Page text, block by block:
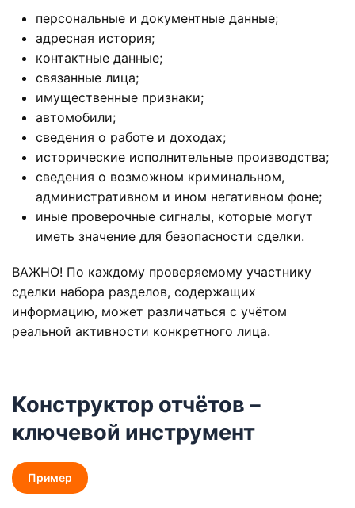
персональные и документные данные;
адресная история;
контактные данные;
связанные лица;
имущественные признаки;
автомобили;
сведения о работе и доходах;
исторические исполнительные производства;
сведения о возможном криминальном,
административном и ином негативном фоне;
иные проверочные сигналы, которые могут
иметь значение для безопасности сделки.
ВАЖНО! По каждому проверяемому участнику
сделки набора разделов, содержащих
информацию, может различаться с учётом
реальной активности конкретного лица.
Конструктор отчётов –
ключевой инструмент
Пример